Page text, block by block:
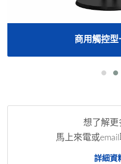
商用觸控型
想了解更
馬上來電或email
詳細資